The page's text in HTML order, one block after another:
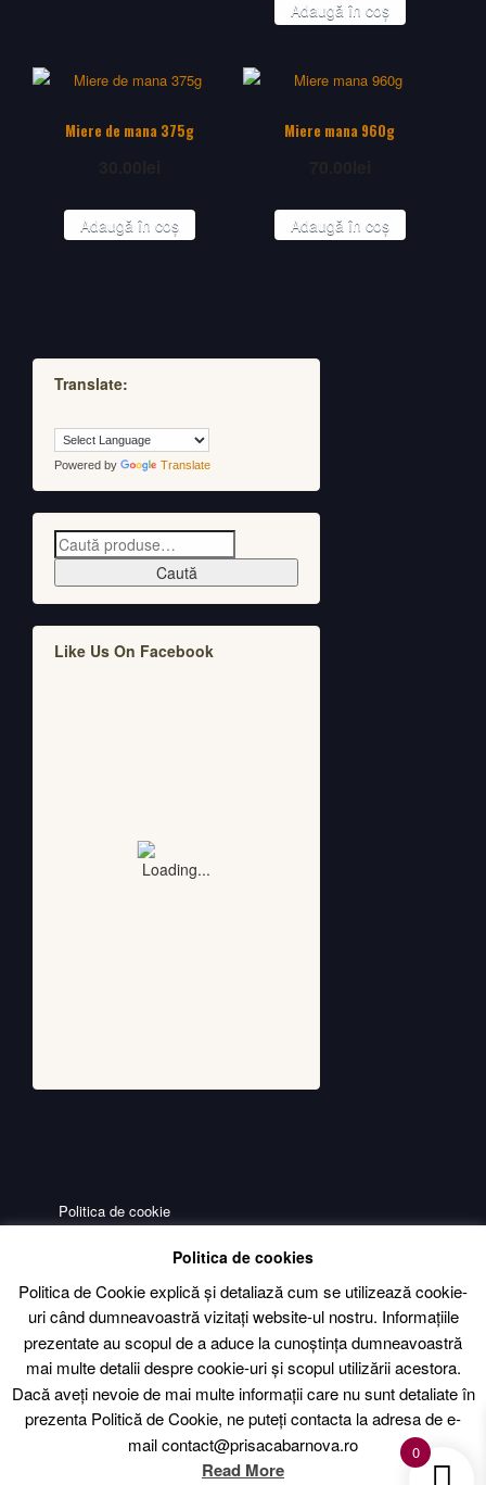
Adaugă în coș
Miere de mana 375g
Adaugă în coș
Miere mana 960g
Adaugă în coș
Translate:
Powered by Translate
Caută
Like Us On Facebook
Politica de cookie
Politica de confidentialitate
Livrare – Termeni si conditii
Contact
Politica de cookies
Politica de Cookie explică și detaliază cum se utilizează cookie-
uri când dumneavoastră vizitați website-ul nostru. Informațiile
prezentate au scopul de a aduce la cunoștința dumneavoastră
mai multe detalii despre cookie-uri și scopul utilizării acestora.
Dacă aveți nevoie de mai multe informații care nu sunt detaliate în
prezenta Politică de Cookie, ne puteți contacta la adresa de e-
mail contact@prisacabarnova.ro
Read More
0